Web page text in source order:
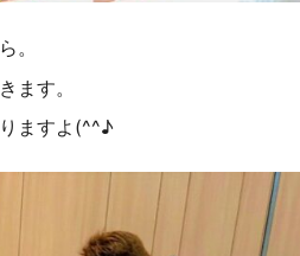
。
ます。
ますよ(^^♪